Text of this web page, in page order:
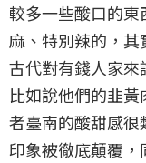
較多一些酸口的
麻、特別辣的，
古代對有錢人家來
比如說他們的韭
者臺南的酸甜感
印象被徹底顛覆，